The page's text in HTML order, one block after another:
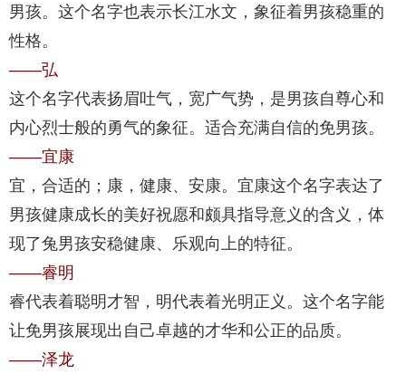
男孩。这个名字也表示长江水文，象征着男孩稳重的
性格。
——弘
这个名字代表扬眉吐气，宽广气势，是男孩自尊心和
内心烈士般的勇气的象征。适合充满自信的免男孩。
——宜康
宜，合适的；康，健康、安康。宜康这个名字表达了
男孩健康成长的美好祝愿和颇具指导意义的含义，体
现了兔男孩安稳健康、乐观向上的特征。
——睿明
睿代表着聪明才智，明代表着光明正义。这个名字能
让免男孩展现出自己卓越的才华和公正的品质。
——泽龙